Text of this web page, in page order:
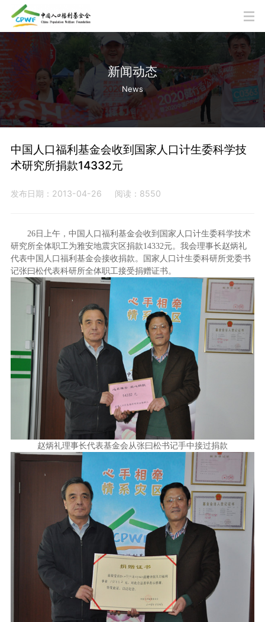
新闻动态
News
中国人口福利基金会收到国家人口计生委科学技
术研究所捐款14332元
发布日期：2013-04-26 阅读：8550
26日上午，中国人口福利基金会收到国家人口计生委科学技术
研究所全体职工为雅安地震灾区捐款14332元。我会理事长赵炳礼
代表中国人口福利基金会接收捐款。国家人口计生委科研所党委书
记张曰松代表科研所全体职工接受捐赠证书。
赵炳礼理事长代表基金会从张曰松书记手中接过捐款